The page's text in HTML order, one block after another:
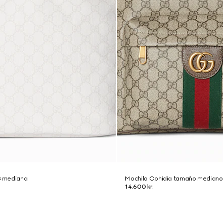
mediana
Mochila Ophidia tamaño mediano
14.600 kr.